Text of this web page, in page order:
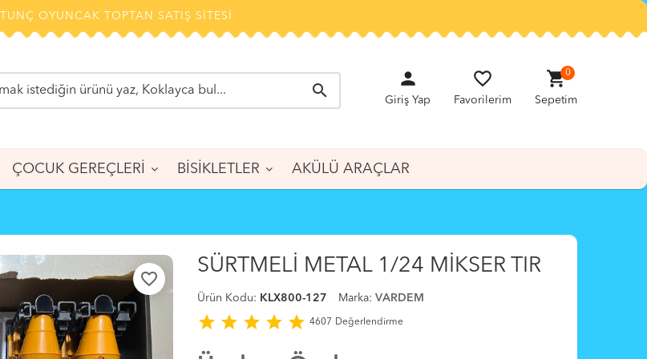
TUNÇ OYUNCAK TOPTAN SATIŞ SİTESİ
search
person
Giriş Yap
favorite_border
Favorilerim
shopping_cart
Sepetim
0
ÇOCUK GEREÇLERİ BİSİKLETLER AKÜLÜ ARAÇLAR
favorite_border
SÜRTMELİ METAL 1/24 MİKSER TIR
Ürün Kodu: KLX800-127 Marka: VARDEM
star star star star star 4607 Değerlendirme